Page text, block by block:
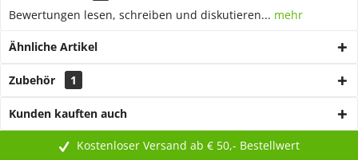
Bewertungen lesen, schreiben und diskutieren... mehr
Ähnliche Artikel
Zubehör 1
Kunden kauften auch
Kostenloser Versand ab € 50,- Bestellwert